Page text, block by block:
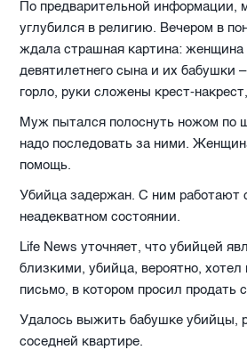
По предварительной информации,
углубился в религию. Вечером в
ждала страшная картина: женщина
девятилетнего сына и их бабушки
горло, руки сложены крест-
Муж пытался полоснуть ножом по
надо последовать за ними.
помощь.
Убийца задержан. С ним работают
неадекватном состоянии.
Life News уточняет, что убийцей
близкими, убийца, вероятно,
письмо, в котором просил продать
Удалось выжить бабушке убийцы,
соседней квартире.